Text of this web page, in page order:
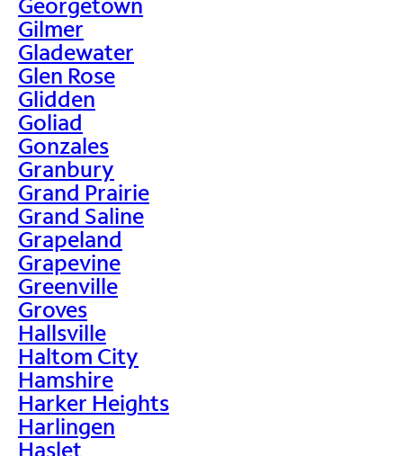
Gilmer
Gladewater
Glen Rose
Glidden
Goliad
Gonzales
Granbury
Grand Prairie
Grand Saline
Grapeland
Grapevine
Greenville
Groves
Hallsville
Haltom City
Hamshire
Harker Heights
Harlingen
Haslet